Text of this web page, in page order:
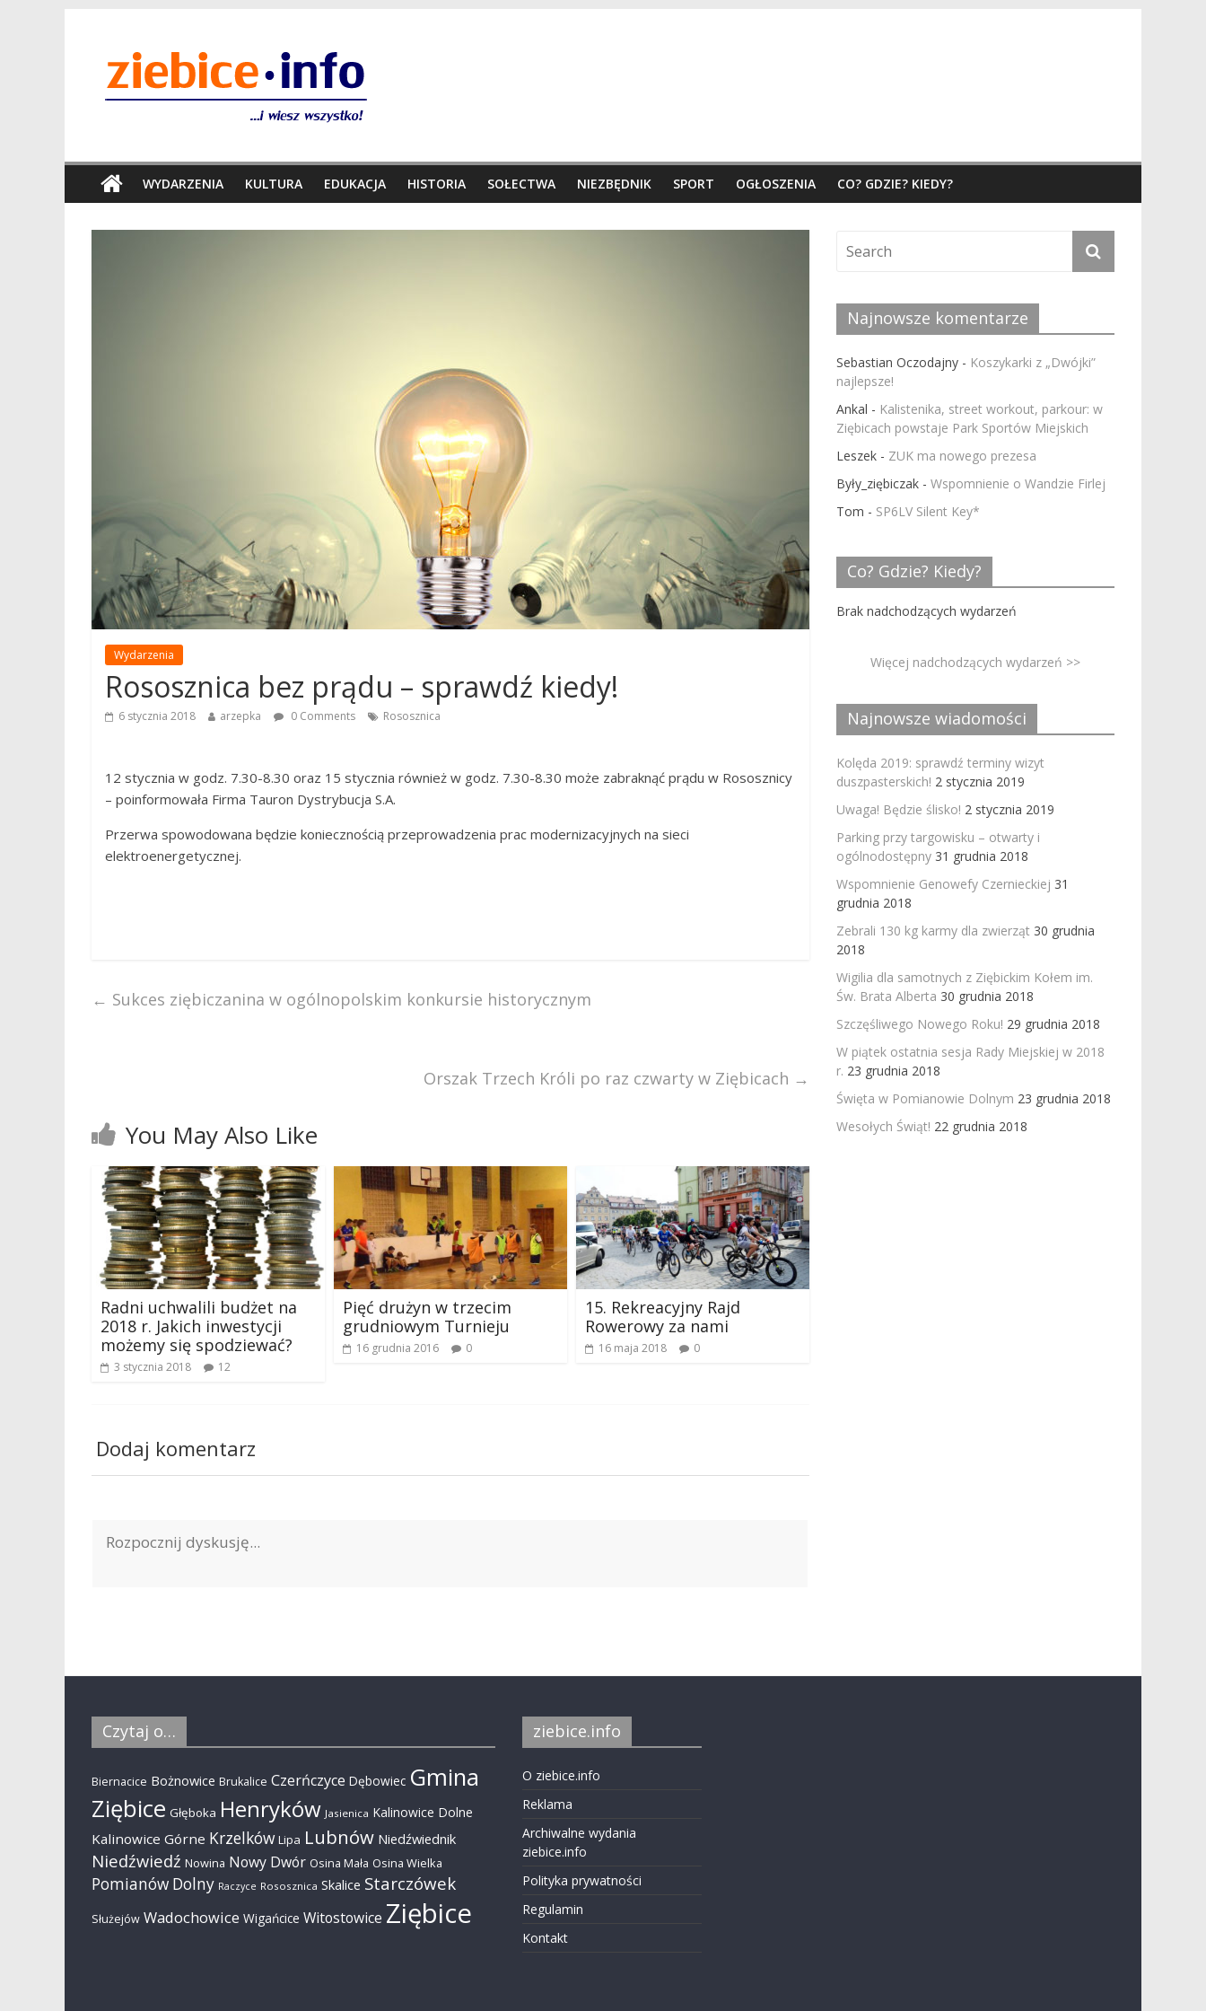
WYDARZENIA KULTURA EDUKACJA HISTORIA SOŁECTWA NIEZBĘDNIK SPORT OGŁOSZENIA CO? GDZIE? KIEDY?
Wydarzenia
Rososznica bez prądu – sprawdź kiedy!
6 stycznia 2018 arzepka 0 Comments Rososznica
12 stycznia w godz. 7.30-8.30 oraz 15 stycznia również w godz. 7.30-8.30 może zabraknąć prądu w Rososznicy
– poinformowała Firma Tauron Dystrybucja S.A.
Przerwa spowodowana będzie koniecznością przeprowadzenia prac modernizacyjnych na sieci
elektroenergetycznej.
← Sukces ziębiczanina w ogólnopolskim konkursie historycznym
Orszak Trzech Króli po raz czwarty w Ziębicach →
You May Also Like
Radni uchwalili budżet na
2018 r. Jakich inwestycji
możemy się spodziewać?
3 stycznia 2018 12
Pięć drużyn w trzecim
grudniowym Turnieju
16 grudnia 2016 0
15. Rekreacyjny Rajd
Rowerowy za nami
16 maja 2018 0
Dodaj komentarz
Najnowsze komentarze
Sebastian Oczodajny - Koszykarki z „Dwójki”
najlepsze!
Ankal - Kalistenika, street workout, parkour: w
Ziębicach powstaje Park Sportów Miejskich
Leszek - ZUK ma nowego prezesa
Były_ziębiczak - Wspomnienie o Wandzie Firlej
Tom - SP6LV Silent Key*
Co? Gdzie? Kiedy?
Brak nadchodzących wydarzeń
Więcej nadchodzących wydarzeń >>
Najnowsze wiadomości
Kolęda 2019: sprawdź terminy wizyt
duszpasterskich! 2 stycznia 2019
Uwaga! Będzie ślisko! 2 stycznia 2019
Parking przy targowisku – otwarty i
ogólnodostępny 31 grudnia 2018
Wspomnienie Genowefy Czernieckiej 31
grudnia 2018
Zebrali 130 kg karmy dla zwierząt 30 grudnia
2018
Wigilia dla samotnych z Ziębickim Kołem im.
Św. Brata Alberta 30 grudnia 2018
Szczęśliwego Nowego Roku! 29 grudnia 2018
W piątek ostatnia sesja Rady Miejskiej w 2018
r. 23 grudnia 2018
Święta w Pomianowie Dolnym 23 grudnia 2018
Wesołych Świąt! 22 grudnia 2018
Czytaj o…
Biernacice Bożnowice Brukalice Czerńczyce Dębowiec Gmina
Ziębice Głęboka Henryków Jasienica Kalinowice Dolne
Kalinowice Górne Krzelków Lipa Lubnów Niedźwiednik
Niedźwiedź Nowina Nowy Dwór Osina Mała Osina Wielka
Pomianów Dolny Raczyce Rososznica Skalice Starczówek
Służejów Wadochowice Wigańcice Witostowice Ziębice
ziebice.info
O ziebice.info
Reklama
Archiwalne wydania
ziebice.info
Polityka prywatności
Regulamin
Kontakt